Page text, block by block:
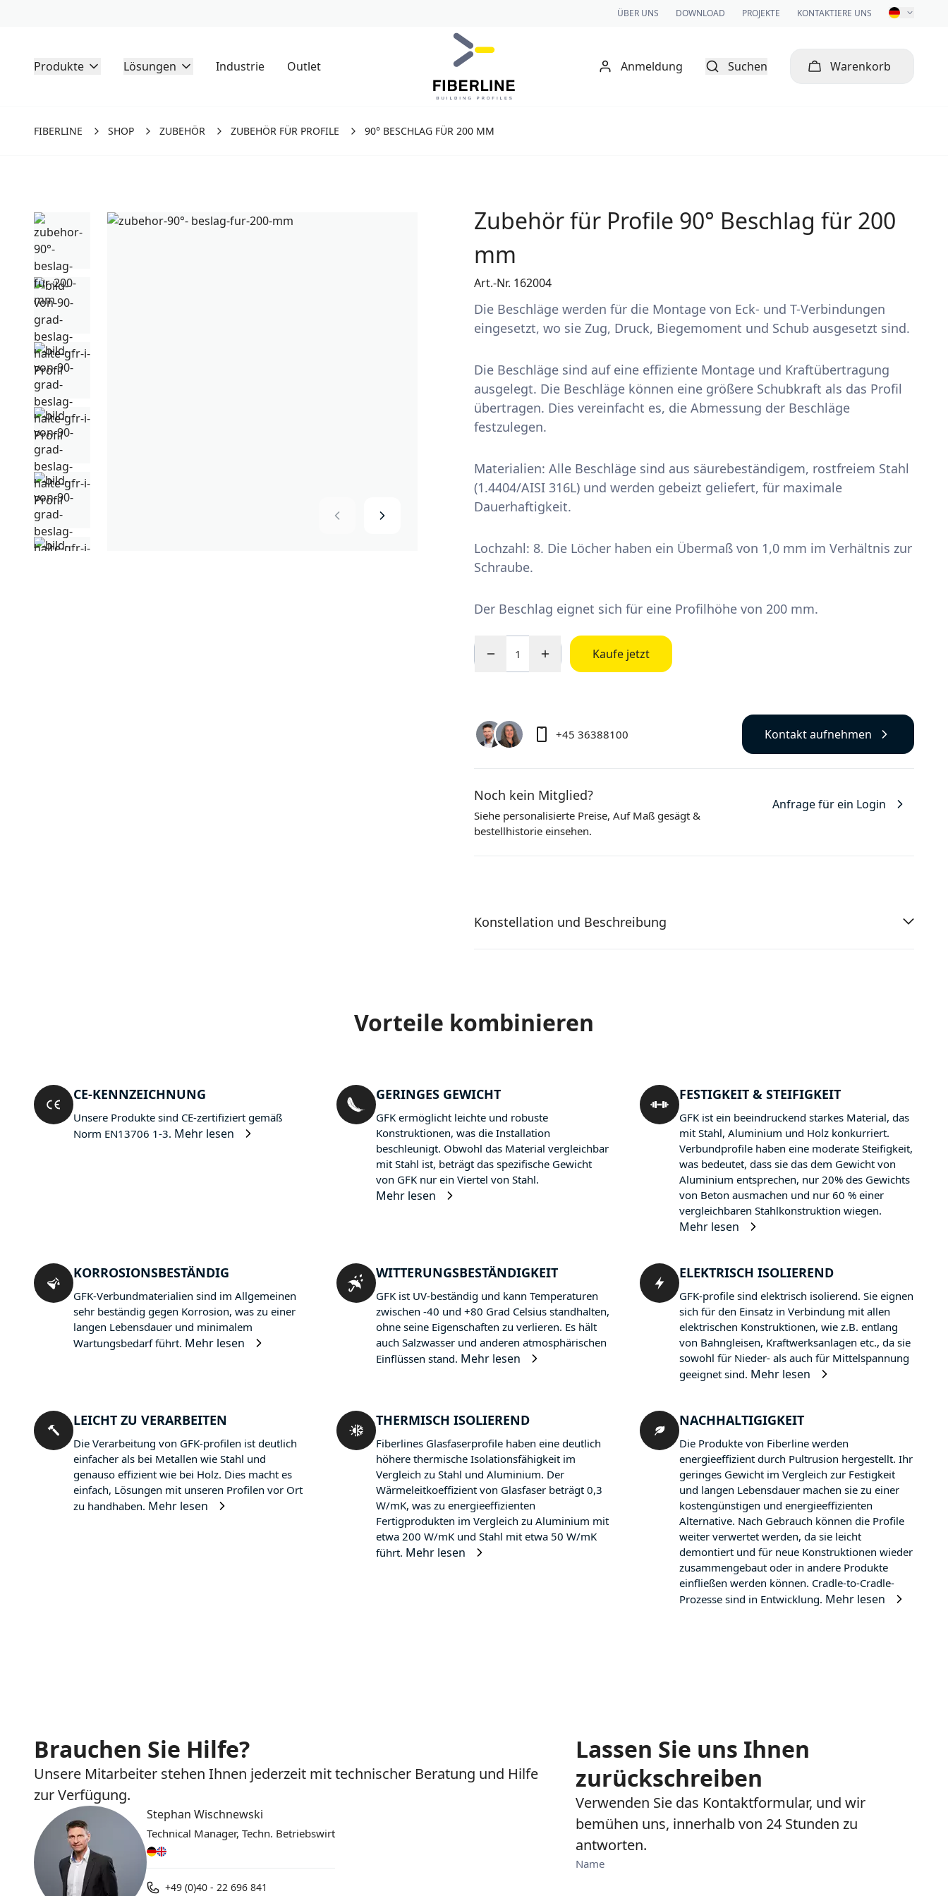
ÜBER UNS DOWNLOAD PROJEKTE KONTAKTIERE UNS
Produkte Lösungen Industrie Outlet Anmeldung Suchen Warenkorb
FIBERLINE SHOP ZUBEHÖR ZUBEHÖR FÜR PROFILE 90° BESCHLAG FÜR 200 MM
Zubehör für Profile 90° Beschlag für 200
mm
Art.-Nr. 162004
Die Beschläge werden für die Montage von Eck- und T-Verbindungen
eingesetzt, wo sie Zug, Druck, Biegemoment und Schub ausgesetzt sind.
Die Beschläge sind auf eine effiziente Montage und Kraftübertragung
ausgelegt. Die Beschläge können eine größere Schubkraft als das Profil
übertragen. Dies vereinfacht es, die Abmessung der Beschläge
festzulegen.
Materialien: Alle Beschläge sind aus säurebeständigem, rostfreiem Stahl
(1.4404/AISI 316L) und werden gebeizt geliefert, für maximale
Dauerhaftigkeit.
Lochzahl: 8. Die Löcher haben ein Übermaß von 1,0 mm im Verhältnis zur
Schraube.
Der Beschlag eignet sich für eine Profilhöhe von 200 mm.
Kaufe jetzt
+45 36388100 Kontakt aufnehmen
Noch kein Mitglied?
Siehe personalisierte Preise, Auf Maß gesägt &
bestellhistorie einsehen.
Anfrage für ein Login
Konstellation und Beschreibung
Vorteile kombinieren
CE-KENNZEICHNUNG
Unsere Produkte sind CE-zertifiziert gemäß
Norm EN13706 1-3. Mehr lesen
GERINGES GEWICHT
GFK ermöglicht leichte und robuste
Konstruktionen, was die Installation
beschleunigt. Obwohl das Material vergleichbar
mit Stahl ist, beträgt das spezifische Gewicht
von GFK nur ein Viertel von Stahl.
Mehr lesen
FESTIGKEIT & STEIFIGKEIT
GFK ist ein beeindruckend starkes Material, das
mit Stahl, Aluminium und Holz konkurriert.
Verbundprofile haben eine moderate Steifigkeit,
was bedeutet, dass sie das dem Gewicht von
Aluminium entsprechen, nur 20% des Gewichts
von Beton ausmachen und nur 60 % einer
vergleichbaren Stahlkonstruktion wiegen.
Mehr lesen
KORROSIONSBESTÄNDIG
GFK-Verbundmaterialien sind im Allgemeinen
sehr beständig gegen Korrosion, was zu einer
langen Lebensdauer und minimalem
Wartungsbedarf führt. Mehr lesen
WITTERUNGSBESTÄNDIGKEIT
GFK ist UV-beständig und kann Temperaturen
zwischen -40 und +80 Grad Celsius standhalten,
ohne seine Eigenschaften zu verlieren. Es hält
auch Salzwasser und anderen atmosphärischen
Einflüssen stand. Mehr lesen
ELEKTRISCH ISOLIEREND
GFK-profile sind elektrisch isolierend. Sie eignen
sich für den Einsatz in Verbindung mit allen
elektrischen Konstruktionen, wie z.B. entlang
von Bahngleisen, Kraftwerksanlagen etc., da sie
sowohl für Nieder- als auch für Mittelspannung
geeignet sind. Mehr lesen
LEICHT ZU VERARBEITEN
Die Verarbeitung von GFK-profilen ist deutlich
einfacher als bei Metallen wie Stahl und
genauso effizient wie bei Holz. Dies macht es
einfach, Lösungen mit unseren Profilen vor Ort
zu handhaben. Mehr lesen
THERMISCH ISOLIEREND
Fiberlines Glasfaserprofile haben eine deutlich
höhere thermische Isolationsfähigkeit im
Vergleich zu Stahl und Aluminium. Der
Wärmeleitkoeffizient von Glasfaser beträgt 0,3
W/mK, was zu energieeffizienten
Fertigprodukten im Vergleich zu Aluminium mit
etwa 200 W/mK und Stahl mit etwa 50 W/mK
führt. Mehr lesen
NACHHALTIGIGKEIT
Die Produkte von Fiberline werden
energieeffizient durch Pultrusion hergestellt. Ihr
geringes Gewicht im Vergleich zur Festigkeit
und langen Lebensdauer machen sie zu einer
kostengünstigen und energieeffizienten
Alternative. Nach Gebrauch können die Profile
weiter verwertet werden, da sie leicht
demontiert und für neue Konstruktionen wieder
zusammengebaut oder in andere Produkte
einfließen werden können. Cradle-to-Cradle-
Prozesse sind in Entwicklung. Mehr lesen
Brauchen Sie Hilfe?
Unsere Mitarbeiter stehen Ihnen jederzeit mit technischer Beratung und Hilfe
zur Verfügung.
Stephan Wischnewski
Technical Manager, Techn. Betriebswirt
+49 (0)40 - 22 696 841
Lassen Sie uns Ihnen
zurückschreiben
Verwenden Sie das Kontaktformular, und wir
bemühen uns, innerhalb von 24 Stunden zu
antworten.
Name